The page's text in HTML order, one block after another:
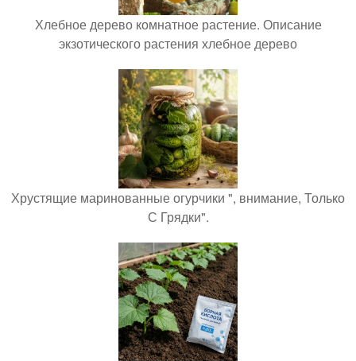
Хлебное дерево комнатное растение. Описание
экзотического растения хлебное дерево
Хрустящие маринованные огурчики ", внимание, Только
С Грядки".